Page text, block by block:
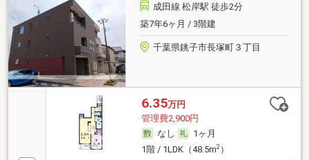
成田線 松岸駅 徒歩2分
築7年6ヶ月 / 3階建
千葉県銚子市長塚町３丁目
6.35万円
管理費2,900円
なし
1ヶ月
1階 / 1LDK（48.5m2）